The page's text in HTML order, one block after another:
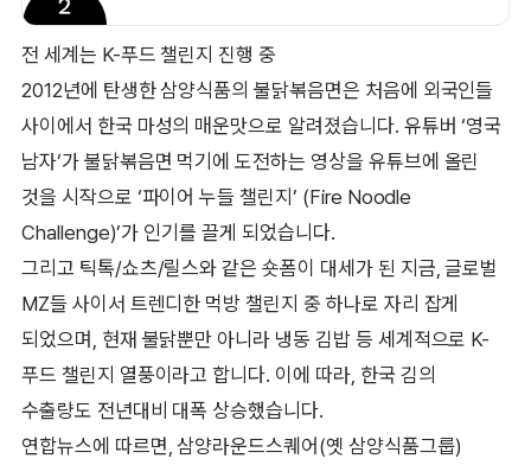
전 세계는 K-푸드 챌린지 진행 중
2012년에 탄생한 삼양식품의 불닭볶음면은 처음에 외국인들
사이에서 한국 마성의 매운맛으로 알려졌습니다. 유튜버 ‘영국
남자’가 불닭볶음면 먹기에 도전하는 영상을 유튜브에 올린
것을 시작으로 ‘파이어 누들 챌린지’ (Fire Noodle
Challenge)’가 인기를 끌게 되었습니다.
그리고 틱톡/쇼츠/릴스와 같은 숏폼이 대세가 된 지금, 글로벌
MZ들 사이서 트렌디한 먹방 챌린지 중 하나로 자리 잡게
되었으며, 현재 불닭뿐만 아니라 냉동 김밥 등 세계적으로 K-
푸드 챌린지 열풍이라고 합니다. 이에 따라, 한국 김의
수출량도 전년대비 대폭 상승했습니다.
연합뉴스에 따르면, 삼양라운드스퀘어(옛 삼양식품그룹)